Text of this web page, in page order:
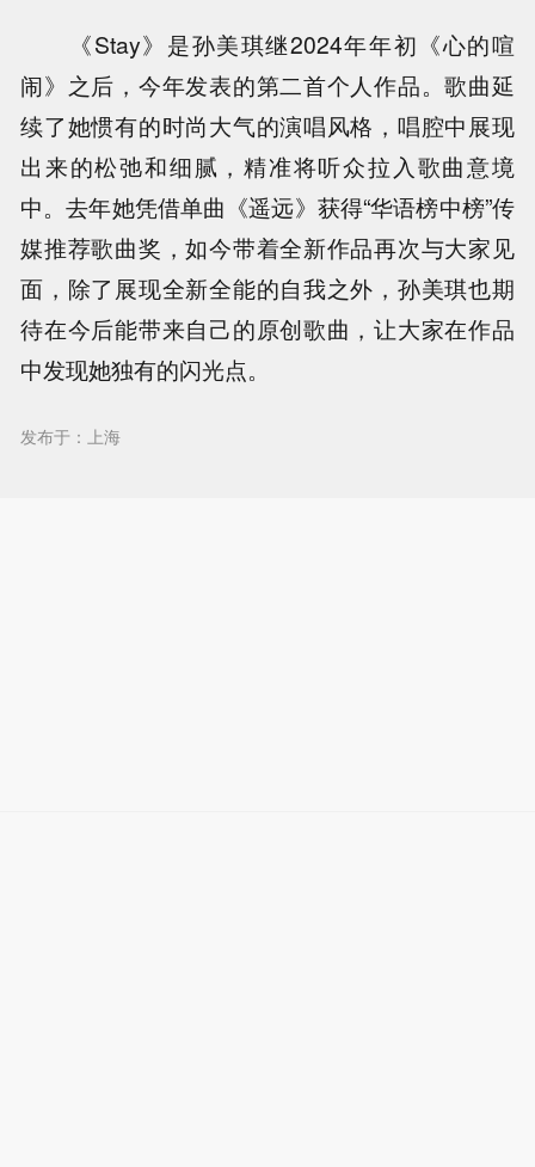
《Stay》是孙美琪继2024年年初《心的喧
闹》之后，今年发表的第二首个人作品。歌曲延
续了她惯有的时尚大气的演唱风格，唱腔中展现
出来的松弛和细腻，精准将听众拉入歌曲意境
中。去年她凭借单曲《遥远》获得“华语榜中榜”传
媒推荐歌曲奖，如今带着全新作品再次与大家见
面，除了展现全新全能的自我之外，孙美琪也期
待在今后能带来自己的原创歌曲，让大家在作品
中发现她独有的闪光点。
发布于：上海